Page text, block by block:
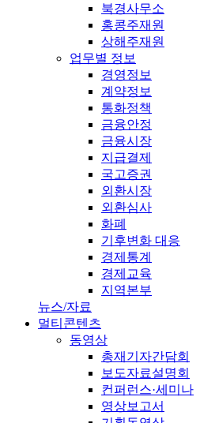
북경사무소
홍콩주재원
상해주재원
업무별 정보
경영정보
계약정보
통화정책
금융안정
금융시장
지급결제
국고증권
외환시장
외환심사
화폐
기후변화 대응
경제통계
경제교육
지역본부
뉴스/자료
멀티콘텐츠
동영상
총재기자간담회
보도자료설명회
컨퍼런스·세미나
영상보고서